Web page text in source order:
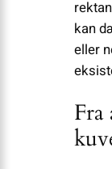
kan
eller
Fra